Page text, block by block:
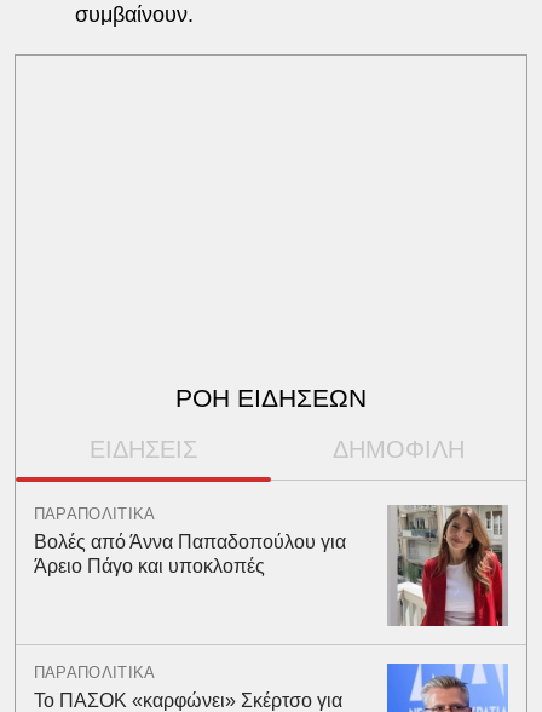
συμβαίνουν.
ΡΟΗ ΕΙΔΗΣΕΩΝ
ΕΙΔΗΣΕΙΣ ΔΗΜΟΦΙΛΗ
ΠΑΡΑΠΟΛΙΤΙΚΑ
Βολές από Άννα Παπαδοπούλου για
Άρειο Πάγο και υποκλοπές
ΠΑΡΑΠΟΛΙΤΙΚΑ
Το ΠΑΣΟΚ «καρφώνει» Σκέρτσο για